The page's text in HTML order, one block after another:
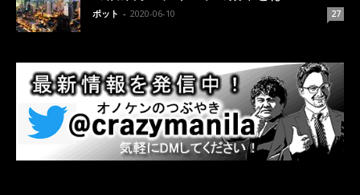
ポット - 2020-06-10 27